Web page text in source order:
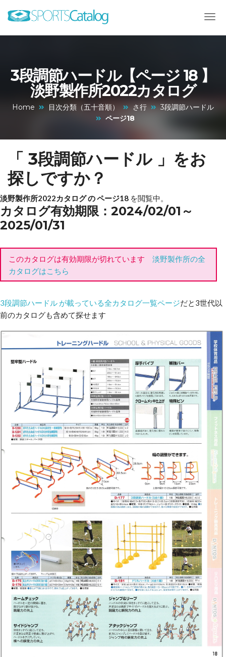
3段調節ハードル【ページ 18 】
淡野製作所2022カタログ
Home 目次分類（五十音順） さ行
3段調節ハードル
ページ18
「 3段調節ハードル 」をお
探しですか？
淡野製作所2022カタログ の ページ18 を閲覧中。
カタログ有効期限：2024/02/01～
2025/01/31
このカタログは有効期限が切れています 淡野製作所の全
カタログはこちら
3段調節ハードル が載っている全カタログ一覧ページだと3世代以
前のカタログも含めて探せます